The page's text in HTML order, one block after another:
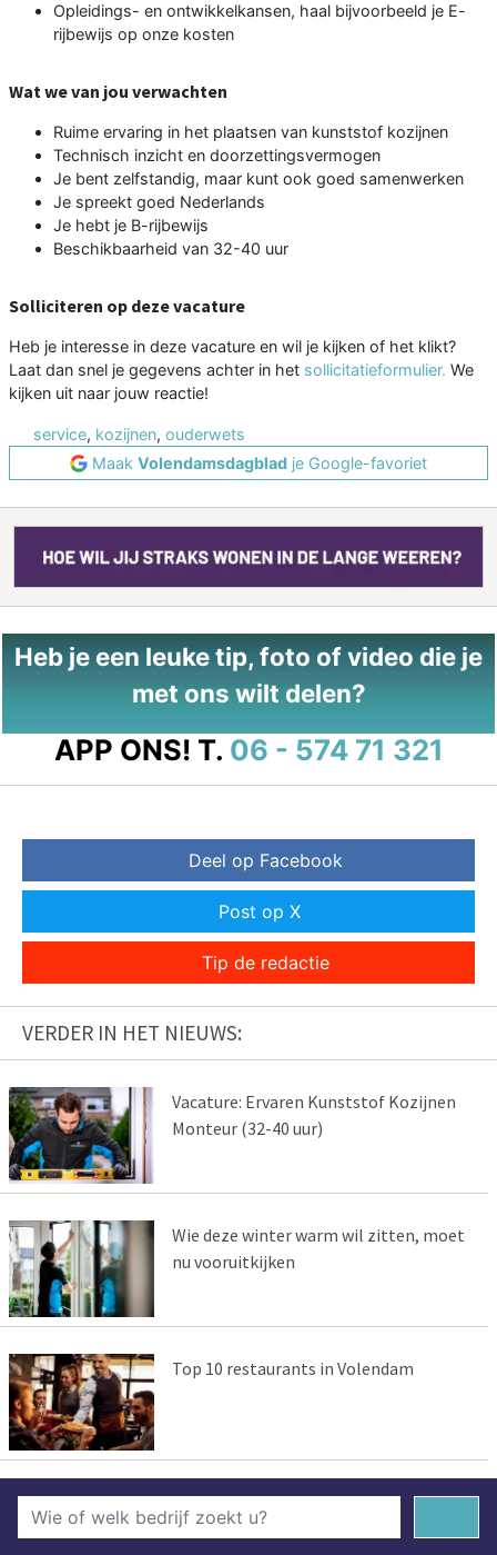
Opleidings- en ontwikkelkansen, haal bijvoorbeeld je E-
rijbewijs op onze kosten
Wat we van jou verwachten
Ruime ervaring in het plaatsen van kunststof kozijnen
Technisch inzicht en doorzettingsvermogen
Je bent zelfstandig, maar kunt ook goed samenwerken
Je spreekt goed Nederlands
Je hebt je B-rijbewijs
Beschikbaarheid van 32-40 uur
Solliciteren op deze vacature
Heb je interesse in deze vacature en wil je kijken of het klikt?
Laat dan snel je gegevens achter in het sollicitatieformulier. We
kijken uit naar jouw reactie!
service, kozijnen, ouderwets
Maak Volendamsdagblad je Google-favoriet
Heb je een leuke tip, foto of video die je
met ons wilt delen?
APP ONS! T. 06 - 574 71 321
Deel op Facebook
Post op X
Tip de redactie
VERDER IN HET NIEUWS:
Vacature: Ervaren Kunststof Kozijnen
Monteur (32-40 uur)
Wie deze winter warm wil zitten, moet
nu vooruitkijken
Top 10 restaurants in Volendam